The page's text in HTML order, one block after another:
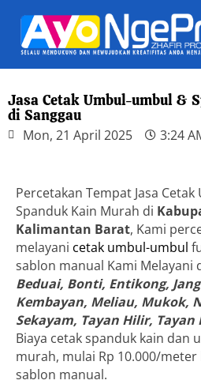
Jasa Cetak Umbul-umbul &
di Sanggau
Mon, 21 April 2025 3:24
Percetakan Tempat Jasa
Spanduk Kain Murah di
Kalimantan Barat, Kami
melayani cetak umbul-umbul
sablon manual Kami Melayani
Beduai, Bonti, Entikong,
Kembayan, Meliau, Mukok,
Sekayam, Tayan Hilir, Tayan
Biaya cetak spanduk kain dan
murah, mulai Rp 10.000/
sablon manual.